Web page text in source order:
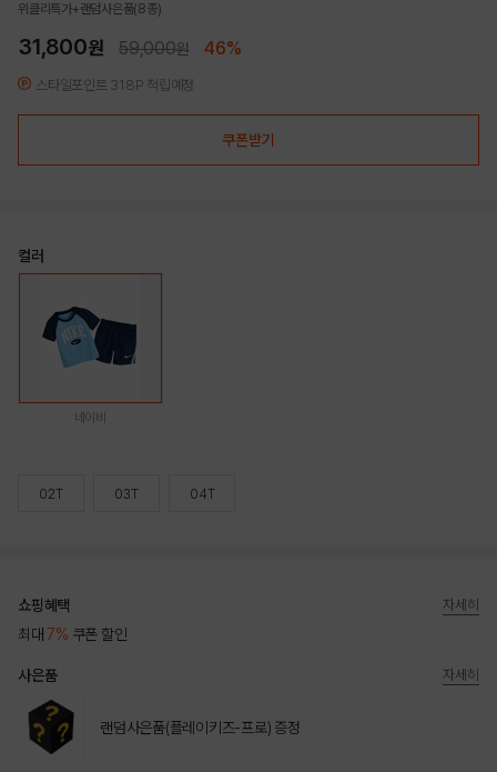
위클리특가+랜덤사은품(8종)
31,800원 59,000원 46%
스타일포인트 318P 적립예정
쿠폰받기
컬러
네이비
02T 03T 04T
쇼핑혜택
최대 7% 쿠폰 할인
자세히
사은품
랜덤사은품(플레이키즈-프로) 증정
자세히